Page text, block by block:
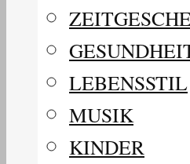
LEBENSSTIL
MUSIK
KINDER